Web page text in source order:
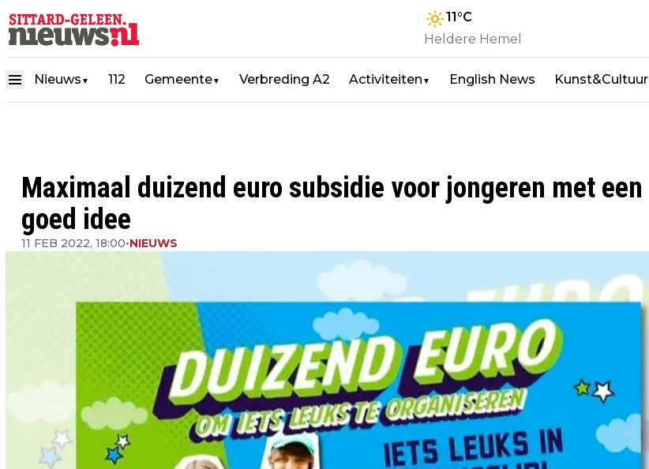
11°C
Heldere Hemel
Nieuws ▼ 112 Gemeente▼ Verbreding A2 Activiteiten ▼ English News Kunst&Cultuur
Maximaal duizend euro subsidie voor jongeren met een
goed idee
11 FEB 2022, 18:00•NIEUWS